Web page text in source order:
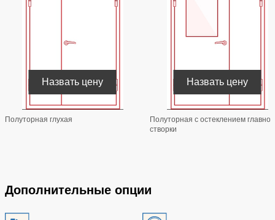
Полуторная глухая
Назвать цену
Полуторная с остеклением главной
створки
Назвать цену
Дополнительные опции